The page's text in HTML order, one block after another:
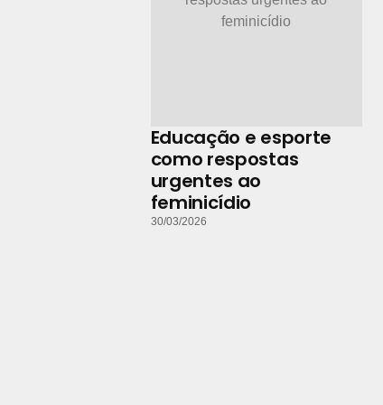
Educação e esporte
como respostas
urgentes ao
feminicídio
30/03/2026